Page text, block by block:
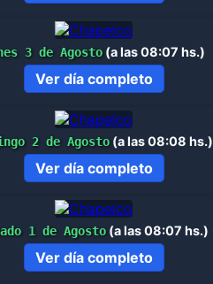
3 de Agosto (a las 08:07 hs.)
Ver día completo
2 de Agosto(a las 08:08 hs.)
Ver día completo
1 de Agosto (a las 08:07 hs.)
Ver día completo